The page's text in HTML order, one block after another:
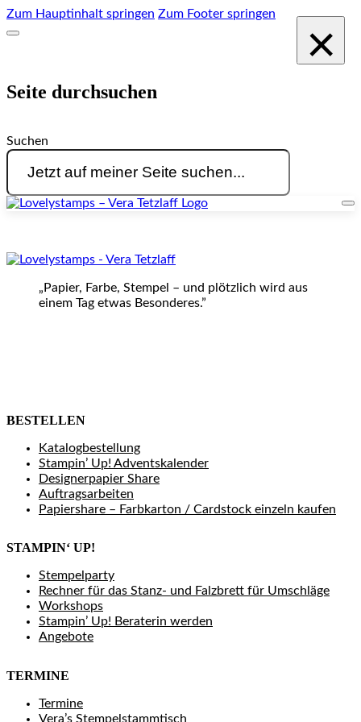
Zum Hauptinhalt springen Zum Footer springen
Seite durchsuchen
Suchen
×
„Papier, Farbe, Stempel – und plötzlich wird aus
einem Tag etwas Besonderes.”
BESTELLEN
Katalogbestellung
Stampin’ Up! Adventskalender
Designerpapier Share
Auftragsarbeiten
Papiershare – Farbkarton / Cardstock einzeln kaufen
STAMPIN‘ UP!
Stempelparty
Rechner für das Stanz- und Falzbrett für Umschläge
Workshops
Stampin’ Up! Beraterin werden
Angebote
TERMINE
Termine
Vera’s Stempelstammtisch